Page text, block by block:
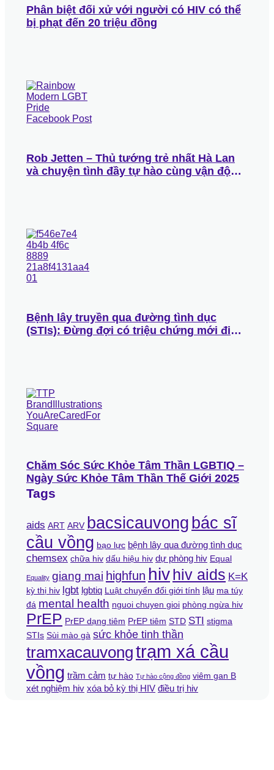
Phân biệt đối xử với người có HIV có thể
bị phạt đến 20 triệu đồng
Rob Jetten – Thủ tướng trẻ nhất Hà Lan
và chuyện tình đầy tự hào cùng vận động
Bệnh lây truyền qua đường tình dục
(STIs): Đừng đợi có triệu chứng mới đi
Chăm Sóc Sức Khỏe Tâm Thần LGBTIQ –
Ngày Sức Khỏe Tâm Thần Thế Giới 2025
Tags
aids ART ARV bacsicauvong bác sĩ
cầu vồng bạo lực bệnh lây qua đường tình dục
chemsex chữa hiv dấu hiệu hiv dự phòng hiv Equal
Equality giang mai highfun hiv hiv aids K=K
kỳ thị hiv lgbt lgbtiq Luật chuyển đổi giới tính lậu ma túy
đá mental health nguoi chuyen gioi phòng ngừa hiv
PrEP PrEP dạng tiêm PrEP tiêm STD STI stigma
STIs Sùi mào gà sức khỏe tinh thần
tramxacauvongtrạm xá cầu
vồng trầm cảm tự hào Tự hào cộng đồng viêm gan B
xét nghiệm hiv xóa bỏ kỳ thị HIV điều trị hiv